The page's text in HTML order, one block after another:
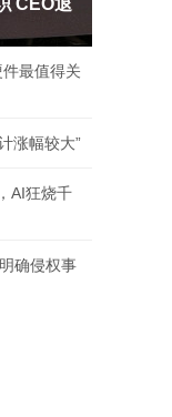
CEO退
最值得关
涨幅较大”
AI狂烧千
确侵权事